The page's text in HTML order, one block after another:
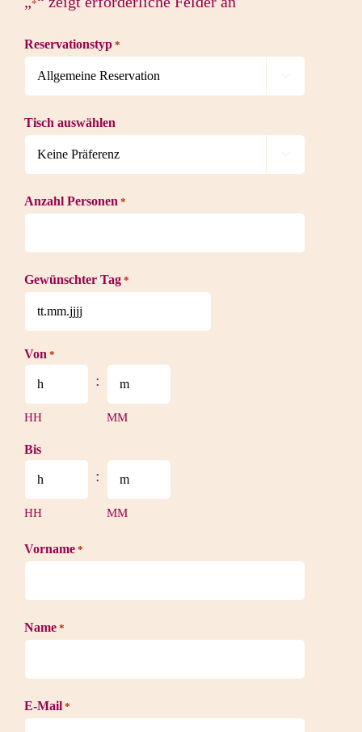
*
Reservationstyp *

Tisch auswählen

Anzahl Personen *
Gewünschter Tag *
Punkt
MM
Punkt
JJJJ
Von *
HH
:
MM
Bis
HH
:
MM
Vorname *
Name *
E-Mail *